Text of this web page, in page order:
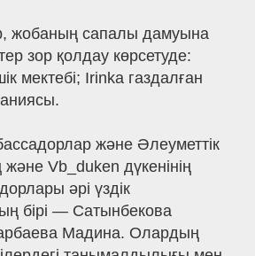
жобаның сапалы дамуына
зор қолдау көрсетуде:
мектебі; Irinka газдалған
және Әлеуметтік
Vb_duken дүкенінің
әрі үздік
бірі — Сатынбекова
Мадина. Олардың